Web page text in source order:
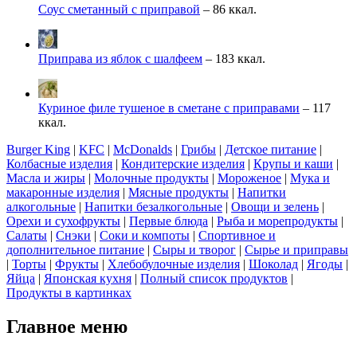
Соус сметанный с приправой – 86 ккал.
Приправа из яблок с шалфеем – 183 ккал.
Куриное филе тушеное в сметане с приправами – 117
ккал.
Burger King | KFC | McDonalds | Грибы | Детское питание |
Колбасные изделия | Кондитерские изделия | Крупы и каши |
Масла и жиры | Молочные продукты | Мороженое | Мука и
макаронные изделия | Мясные продукты | Напитки
алкогольные | Напитки безалкогольные | Овощи и зелень |
Орехи и сухофрукты | Первые блюда | Рыба и морепродукты |
Салаты | Снэки | Соки и компоты | Спортивное и
дополнительное питание | Сыры и творог | Сырье и приправы
| Торты | Фрукты | Хлебобулочные изделия | Шоколад | Ягоды |
Яйца | Японская кухня | Полный список продуктов |
Продукты в картинках
Главное меню